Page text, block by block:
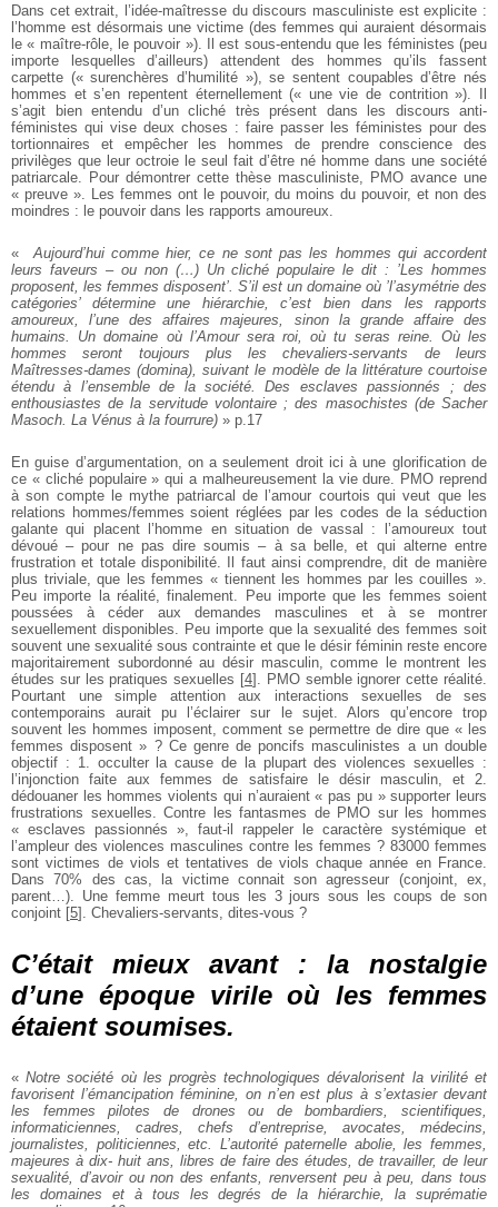
Dans cet extrait, l’idée-maîtresse du discours masculiniste est explicite :
l’homme est désormais une victime (des femmes qui auraient désormais
le « maître-rôle, le pouvoir »). Il est sous-entendu que les féministes (peu
importe lesquelles d’ailleurs) attendent des hommes qu’ils fassent
carpette (« surenchères d’humilité »), se sentent coupables d’être nés
hommes et s’en repentent éternellement (« une vie de contrition »). Il
s’agit bien entendu d’un cliché très présent dans les discours anti-
féministes qui vise deux choses : faire passer les féministes pour des
tortionnaires et empêcher les hommes de prendre conscience des
privilèges que leur octroie le seul fait d’être né homme dans une société
patriarcale. Pour démontrer cette thèse masculiniste, PMO avance une
« preuve ». Les femmes ont le pouvoir, du moins du pouvoir, et non des
moindres : le pouvoir dans les rapports amoureux.
«
Aujourd’hui comme hier, ce ne sont pas les hommes qui accordent
leurs faveurs – ou non (…) Un cliché populaire le dit : ’Les hommes
proposent, les femmes disposent’. S’il est un domaine où ’l’asymétrie des
catégories’ détermine une hiérarchie, c’est bien dans les rapports
amoureux, l’une des affaires majeures, sinon la grande affaire des
humains. Un domaine où l’Amour sera roi, où tu seras reine. Où les
hommes seront toujours plus les chevaliers-servants de leurs
Maîtresses-dames (domina), suivant le modèle de la littérature courtoise
étendu à l’ensemble de la société. Des esclaves passionnés ; des
enthousiastes de la servitude volontaire ; des masochistes (de Sacher
Masoch. La Vénus à la fourrure) » p.17
En guise d’argumentation, on a seulement droit ici à une glorification de
ce « cliché populaire » qui a malheureusement la vie dure. PMO reprend
à son compte le mythe patriarcal de l’amour courtois qui veut que les
relations hommes/femmes soient réglées par les codes de la séduction
galante qui placent l’homme en situation de vassal : l’amoureux tout
dévoué – pour ne pas dire soumis – à sa belle, et qui alterne entre
frustration et totale disponibilité. Il faut ainsi comprendre, dit de manière
plus triviale, que les femmes « tiennent les hommes par les couilles ».
Peu importe la réalité, finalement. Peu importe que les femmes soient
poussées à céder aux demandes masculines et à se montrer
sexuellement disponibles. Peu importe que la sexualité des femmes soit
souvent une sexualité sous contrainte et que le désir féminin reste encore
majoritairement subordonné au désir masculin, comme le montrent les
études sur les pratiques sexuelles [4] . PMO semble ignorer cette réalité.
Pourtant une simple attention aux interactions sexuelles de ses
contemporains aurait pu l’éclairer sur le sujet. Alors qu’encore trop
souvent les hommes imposent, comment se permettre de dire que « les
femmes disposent » ? Ce genre de poncifs masculinistes a un double
objectif : 1. occulter la cause de la plupart des violences sexuelles :
l’injonction faite aux femmes de satisfaire le désir masculin, et 2.
dédouaner les hommes violents qui n’auraient « pas pu » supporter leurs
frustrations sexuelles. Contre les fantasmes de PMO sur les hommes
« esclaves passionnés », faut-il rappeler le caractère systémique et
l’ampleur des violences masculines contre les femmes ? 83000 femmes
sont victimes de viols et tentatives de viols chaque année en France.
Dans 70% des cas, la victime connait son agresseur (conjoint, ex,
parent…). Une femme meurt tous les 3 jours sous les coups de son
conjoint [5] . Chevaliers-servants, dites-vous ?
C’était mieux avant : la nostalgie
d’une époque virile où les femmes
étaient soumises.
«Notre société où les progrès technologiques dévalorisent la virilité et
favorisent l’émancipation féminine, on n’en est plus à s’extasier devant
les femmes pilotes de drones ou de bombardiers, scientifiques,
informaticiennes, cadres, chefs d’entreprise, avocates, médecins,
journalistes, politiciennes, etc. L’autorité paternelle abolie, les femmes,
majeures à dix- huit ans, libres de faire des études, de travailler, de leur
sexualité, d’avoir ou non des enfants, renversent peu à peu, dans tous
les domaines et à tous les degrés de la hiérarchie, la suprématie